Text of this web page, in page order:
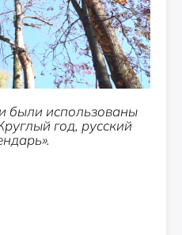
были использованы
год, русский